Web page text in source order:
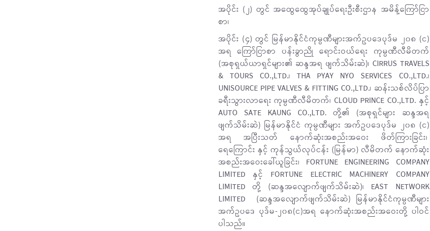
အပိုင်း (၂) တွင် အထွေထွေအုပ်ချုပ်ရေးဦးစီးဌာန အမိန့်ကြော်ငြာ
စာ၊
အပိုင်း (၄) တွင် မြန်မာနိုင်ငံကုမ္ပဏီများအက်ဥပဒေပုဒ်မ ၂၀၈ (င)
အရ ကြော်ငြာစာ ပန်းခွာညို ရောင်းဝယ်ရေး ကုမ္ပဏီလီမိတက်
(အစုရှယ်ယာရှင်များ၏ ဆန္ဒအရ ဖျက်သိမ်းဆဲ)၊ CIRRUS TRAVELS
& TOURS CO.,LTD.၊ THA PYAY NYO SERVICES CO.,LTD.၊
UNISOURCE PIPE VALVES & FITTING CO.,LTD.၊ ဆန်းသစ်လိပ်ပြာ
ခရီးသွားလာရေး ကုမ္ပဏီလီမိတက်၊ CLOUD PRINCE CO.,LTD. နှင့်
AUTO SATE KAUNG CO.,LTD. တို့၏ (အစုရှင်များ ဆန္ဒအရ
ဖျက်သိမ်းဆဲ) မြန်မာနိုင်ငံ ကုမ္ပဏီများ အက်ဥပဒေပုဒ်မ ၂၀၈ (င)
အရ အပြီးသတ် နောက်ဆုံးအစည်းအဝေး ဖိတ်ကြားခြင်း၊
ရေကြောင်း နှင့် ကုန်သွယ်လုပ်ငန်း (မြန်မာ) လီမိတက် နောက်ဆုံး
အစည်းအဝေးခေါ်ယူခြင်း၊ FORTUNE ENGINEERING COMPANY
LIMITED နှင့် FORTUNE ELECTRIC MACHINERY COMPANY
LIMITED တို့ (ဆန္ဒအလျောက်ဖျက်သိမ်းဆဲ)၊ EAST NETWORK
LIMITED (ဆန္ဒအလျောက်ဖျက်သိမ်းဆဲ) မြန်မာနိုင်ငံကုမ္ပဏီများ
အက်ဥပဒေ ပုဒ်မ-၂၀၈(င)အရ နောက်ဆုံးအစည်းအဝေးတို့ ပါဝင်
ပါသည်။